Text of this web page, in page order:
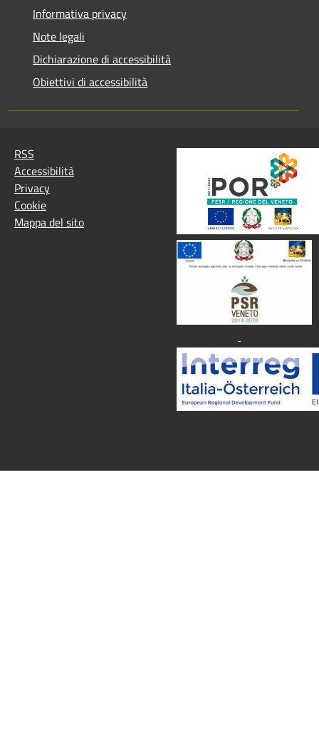
Informativa privacy
Note legali
Dichiarazione di accessibilità
Obiettivi di accessibilità
RSS
Accessibilità
Privacy
Cookie
Mappa del sito